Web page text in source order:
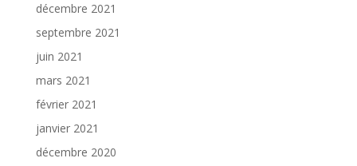
décembre 2021
septembre 2021
juin 2021
mars 2021
février 2021
janvier 2021
décembre 2020